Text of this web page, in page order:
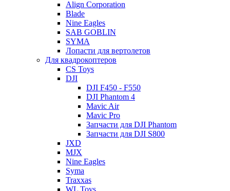
Align Corporation
Blade
Nine Eagles
SAB GOBLIN
SYMA
Лопасти для вертолетов
Для квадрокоптеров
CS Toys
DJI
DJI F450 - F550
DJI Phantom 4
Mavic Air
Mavic Pro
Запчасти для DJI Phantom
Запчасти для DJI S800
JXD
MJX
Nine Eagles
Syma
Traxxas
WL Toys